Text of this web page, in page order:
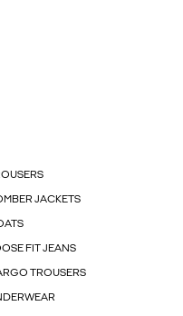
JACKETS
FIT JEANS
TROUSERS